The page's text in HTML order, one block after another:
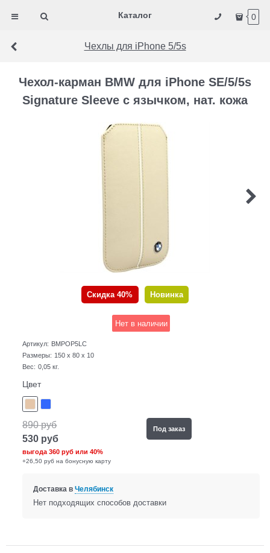
Каталог 0
Чехлы для iPhone 5/5s
Чехол-карман BMW для iPhone SE/5/5s
Signature Sleeve с язычком, нат. кожа
Скидка 40% Новинка
Нет в наличии
Артикул: BMPOP5LC
Размеры: 150 x 80 x 10
Вес: 0,05 кг.
Цвет
890 руб
530 руб
выгода360 руб или40%
+26,50 руб на бонусную карту
Под заказ
Доставка в Челябинск
Нет подходящих способов доставки